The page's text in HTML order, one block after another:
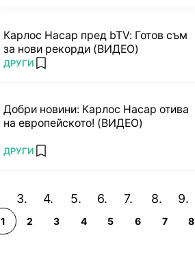
Карлос Насар пред bTV: Готов съм
за нови рекорди (ВИДЕО)
ПОВЕЧЕ ОТ
ДРУГИ add favorites
Добри новини: Карлос Насар отива
на европейското! (ВИДЕО)
ПОВЕЧЕ ОТ
ДРУГИ add favorites
1 2 3 4 5 6 7 8